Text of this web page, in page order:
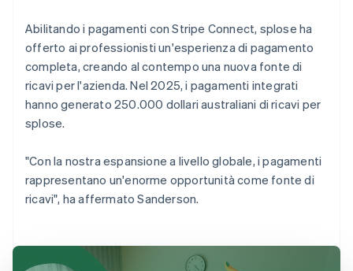
Abilitando i pagamenti con Stripe Connect, splose ha
offerto ai professionisti un'esperienza di pagamento
completa, creando al contempo una nuova fonte di
ricavi per l'azienda. Nel 2025, i pagamenti integrati
hanno generato 250.000 dollari australiani di ricavi per
splose.
"Con la nostra espansione a livello globale, i pagamenti
rappresentano un'enorme opportunità come fonte di
ricavi", ha affermato Sanderson.